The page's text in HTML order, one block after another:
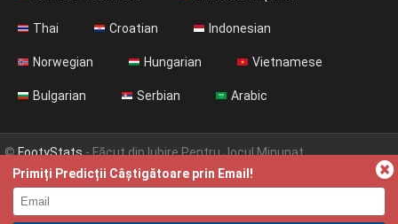
Thai Croatian Indonesian
Norwegian Hungarian Vietnamese
Bulgarian Serbian Arabic
©FootyStats- Făcut din Iubire Pentru Jocul Minunat
Contactați-ne
Despre Ajutor Politica de Confidențialitate
Terms & Conditions (English) News (English)
Primiți Predicții Câștigătoare prin Email!